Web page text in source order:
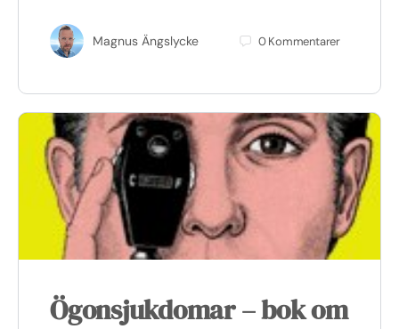
Magnus Ängslycke 0Kommentarer
Ögonsjukdomar – bok om